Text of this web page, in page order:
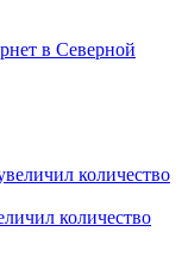
в Северной
количество